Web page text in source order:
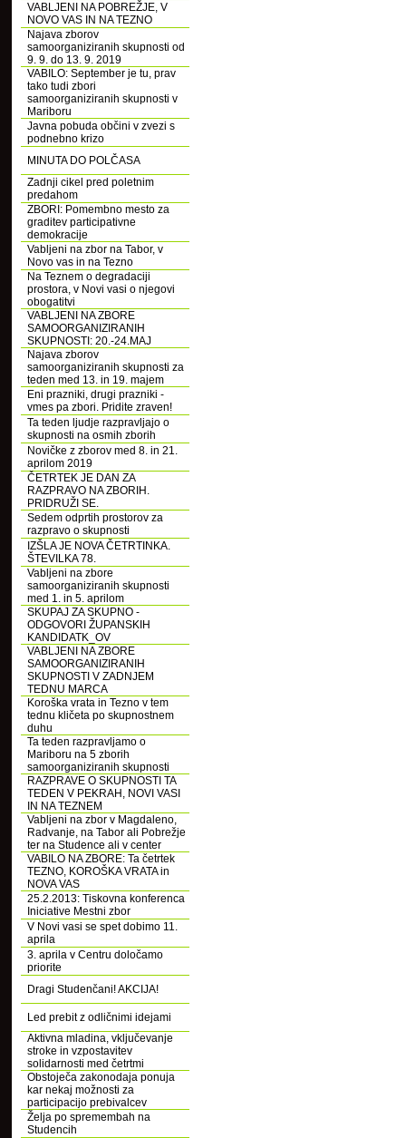
VABLJENI NA POBREŽJE, V
NOVO VAS IN NA TEZNO
Najava zborov
samoorganiziranih skupnosti od
9. 9. do 13. 9. 2019
VABILO: September je tu, prav
tako tudi zbori
samoorganiziranih skupnosti v
Mariboru
Javna pobuda občini v zvezi s
podnebno krizo
MINUTA DO POLČASA
Zadnji cikel pred poletnim
predahom
ZBORI: Pomembno mesto za
graditev participativne
demokracije
Vabljeni na zbor na Tabor, v
Novo vas in na Tezno
Na Teznem o degradaciji
prostora, v Novi vasi o njegovi
obogatitvi
VABLJENI NA ZBORE
SAMOORGANIZIRANIH
SKUPNOSTI: 20.-24.MAJ
Najava zborov
samoorganiziranih skupnosti za
teden med 13. in 19. majem
Eni prazniki, drugi prazniki -
vmes pa zbori. Pridite zraven!
Ta teden ljudje razpravljajo o
skupnosti na osmih zborih
Novičke z zborov med 8. in 21.
aprilom 2019
ČETRTEK JE DAN ZA
RAZPRAVO NA ZBORIH.
PRIDRUŽI SE.
Sedem odprtih prostorov za
razpravo o skupnosti
IZŠLA JE NOVA ČETRTINKA.
ŠTEVILKA 78.
Vabljeni na zbore
samoorganiziranih skupnosti
med 1. in 5. aprilom
SKUPAJ ZA SKUPNO -
ODGOVORI ŽUPANSKIH
KANDIDATK_OV
VABLJENI NA ZBORE
SAMOORGANIZIRANIH
SKUPNOSTI V ZADNJEM
TEDNU MARCA
Koroška vrata in Tezno v tem
tednu kličeta po skupnostnem
duhu
Ta teden razpravljamo o
Mariboru na 5 zborih
samoorganiziranih skupnosti
RAZPRAVE O SKUPNOSTI TA
TEDEN V PEKRAH, NOVI VASI
IN NA TEZNEM
Vabljeni na zbor v Magdaleno,
Radvanje, na Tabor ali Pobrežje
ter na Studence ali v center
VABILO NA ZBORE: Ta četrtek
TEZNO, KOROŠKA VRATA in
NOVA VAS
25.2.2013: Tiskovna konferenca
Iniciative Mestni zbor
V Novi vasi se spet dobimo 11.
aprila
3. aprila v Centru določamo
priorite
Dragi Studenčani! AKCIJA!
Led prebit z odličnimi idejami
Aktivna mladina, vključevanje
stroke in vzpostavitev
solidarnosti med četrtmi
Obstoječa zakonodaja ponuja
kar nekaj možnosti za
participacijo prebivalcev
Želja po spremembah na
Studencih